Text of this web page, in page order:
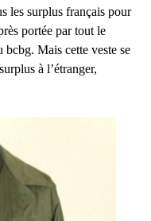
les surplus français pour
portée par tout le
bcbg. Mais cette veste se
à l’étranger,